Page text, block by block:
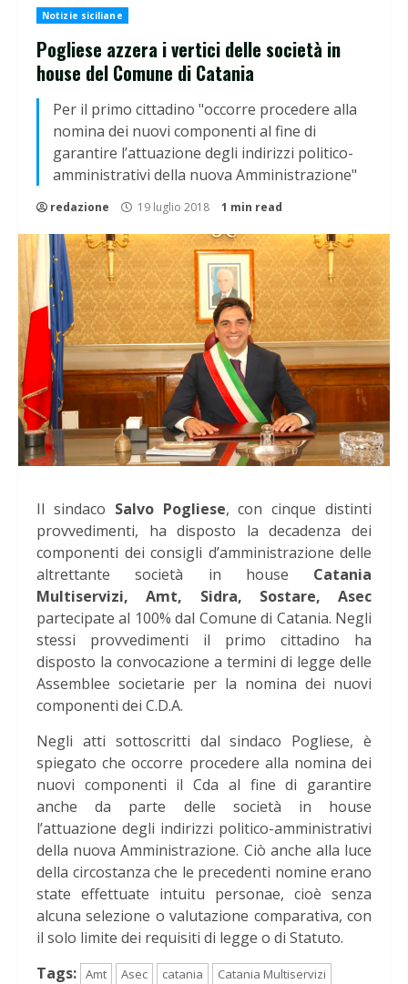
Notizie siciliane
Pogliese azzera i vertici delle società in
house del Comune di Catania
Per il primo cittadino "occorre procedere alla
nomina dei nuovi componenti al fine di
garantire l’attuazione degli indirizzi politico-
amministrativi della nuova Amministrazione"
redazione 19 luglio 2018 1 min read
Il sindaco Salvo Pogliese, con cinque distinti
provvedimenti, ha disposto la decadenza dei
componenti dei consigli d’amministrazione delle
altrettante società in house Catania
Multiservizi, Amt, Sidra, Sostare, Asec
partecipate al 100% dal Comune di Catania. Negli
stessi provvedimenti il primo cittadino ha
disposto la convocazione a termini di legge delle
Assemblee societarie per la nomina dei nuovi
componenti dei C.D.A.
Negli atti sottoscritti dal sindaco Pogliese, è
spiegato che occorre procedere alla nomina dei
nuovi componenti il Cda al fine di garantire
anche da parte delle società in house
l’attuazione degli indirizzi politico-amministrativi
della nuova Amministrazione. Ciò anche alla luce
della circostanza che le precedenti nomine erano
state effettuate intuitu personae, cioè senza
alcuna selezione o valutazione comparativa, con
il solo limite dei requisiti di legge o di Statuto.
Tags: Amt Asec catania
Catania Multiservizi